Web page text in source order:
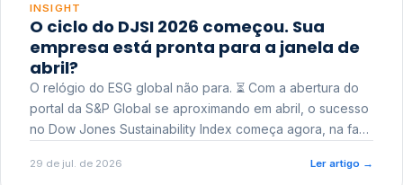
INSIGHT
O ciclo do DJSI 2026 começou. Sua
empresa está pronta para a janela de
abril?
O relógio do ESG global não para. ⏳ Com a abertura do
portal da S&P Global se aproximando em abril, o sucesso
no Dow Jones Sustainability Index começa agora, na fase
29 de jul. de 2026 Ler artigo →